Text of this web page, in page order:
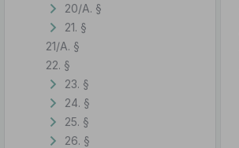
20/A. §
21. §
21/A. §
22. §
23. §
24. §
25. §
26. §